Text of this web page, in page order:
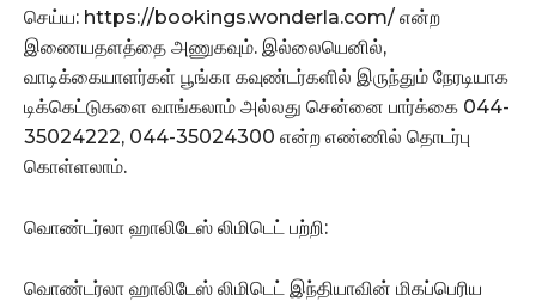
செய்ய: https://bookings.wonderla.com/ என்ற
இணையதளத்தை அணுகவும். இல்லையெனில்,
வாடிக்கையாளர்கள் பூங்கா கவுண்டர்களில் இருந்தும் நேரடியாக
டிக்கெட்டுகளை வாங்கலாம் அல்லது சென்னை பார்க்கை 044-
35024222, 044-35024300 என்ற எண்ணில் தொடர்பு
கொள்ளலாம்.
வொண்டர்லா ஹாலிடேஸ் லிமிடெட் பற்றி:
வொண்டர்லா ஹாலிடேஸ் லிமிடெட் இந்தியாவின் மிகப்பெரிய